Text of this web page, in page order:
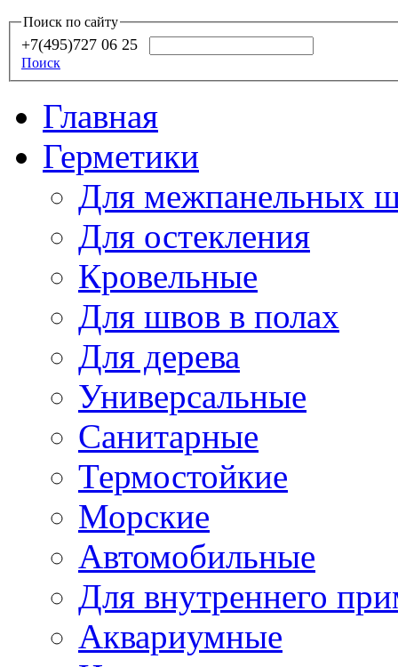
Поиск по сайту
+7(495)727 06 25
Поиск
Главная
Герметики
Для межпанельных
Для остекления
Кровельные
Для швов в полах
Для дерева
Универсальные
Санитарные
Термостойкие
Морские
Автомобильные
Для внутреннего
Аквариумные